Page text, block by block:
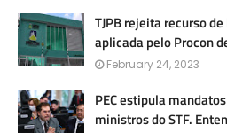
TJPB rejeita recurso
aplicada pelo Procon
February 24, 2023
PEC estipula
ministros do STF.